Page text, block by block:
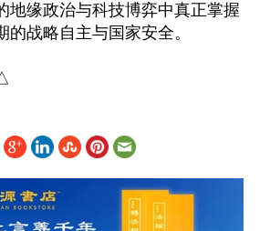
地缘政治与科技博弈中真正掌握
的战略自主与国家安全。